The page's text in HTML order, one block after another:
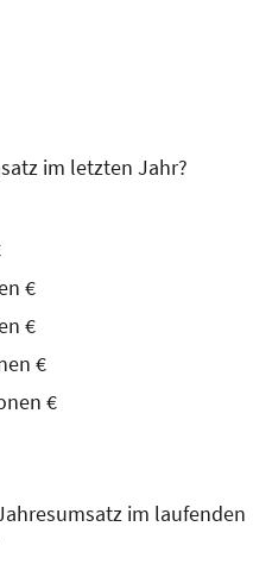
im letzten Jahr?
€
€
€
€
im laufenden